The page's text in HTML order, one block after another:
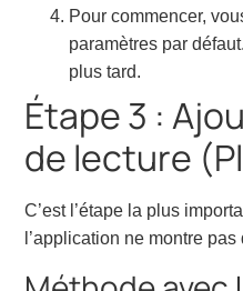
Pour commencer,
paramètres par
plus tard.
Étape 3 :
de lecture
C’est l’étape la plus
l’application ne montre